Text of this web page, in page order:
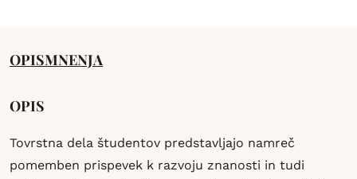
OPISMNENJA
OPIS
Tovrstna dela študentov predstavljajo namreč
pomemben prispevek k razvoju znanosti in tudi